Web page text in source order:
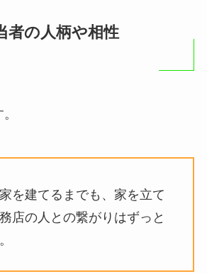
者の人柄や相性
を建てるまでも、家を立て
店の人との繋がりはずっと